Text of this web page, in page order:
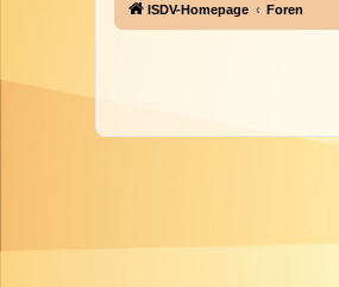
ISDV-Homepage Foren